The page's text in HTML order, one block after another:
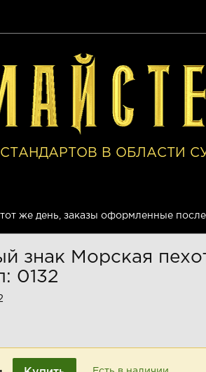
В ОБЛАСТИ
же день, заказы оформленные
знак Морская
0132